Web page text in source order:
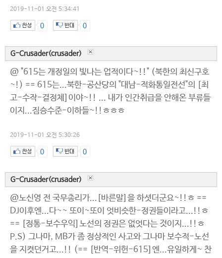
2019-11-01 오전 5:34:41
0 0
G-Crusader(crusader)
@ "615는 개정일의 빛나는 업적이다~!!" (북한의 최신구호
~!) == 615는...북한-공산당의 "대남-적화통일전선"의 [최
고-수작-결정체]이야~!! ... 내가 인간취급을 안해온 부류들
이지...짐승수준-이하들~!!ㅎㅎㅎ
2019-11-01 오전 5:30:26
0 0
G-Crusader(crusader)
@노신영 전 국무총리가...[바른말]을 하셧더군요~!!ㅎ ==
DJ이후엔...다~~ 또이~또이 엇비슷한-정권들이라고...!!ㅎ
== [정통-보수우익]노선의 정권은 없엇다는 것이지...!!ㅎ
P.S) 그나마, MB가 좀 정상적인 사고와 그나마 보수적-노선
을 지켯던거고...!! (== [반역-위헌-615]엔...유일하게~ 찬